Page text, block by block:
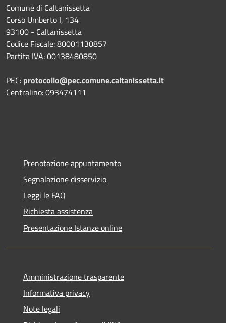
Comune di Caltanissetta
Corso Umberto I, 134
93100 - Caltanissetta
Codice Fiscale: 80001130857
Partita IVA: 00138480850
PEC: protocollo@pec.comune.caltanissetta.it
Centralino: 093474111
Prenotazione appuntamento
Segnalazione disservizio
Leggi le FAQ
Richiesta assistenza
Presentazione Istanze online
Amministrazione trasparente
Informativa privacy
Note legali